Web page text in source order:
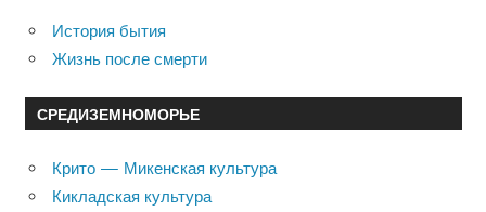
История бытия
Жизнь после смерти
СРЕДИЗЕМНОМОРЬЕ
Крито — Микенская культура
Кикладская культура